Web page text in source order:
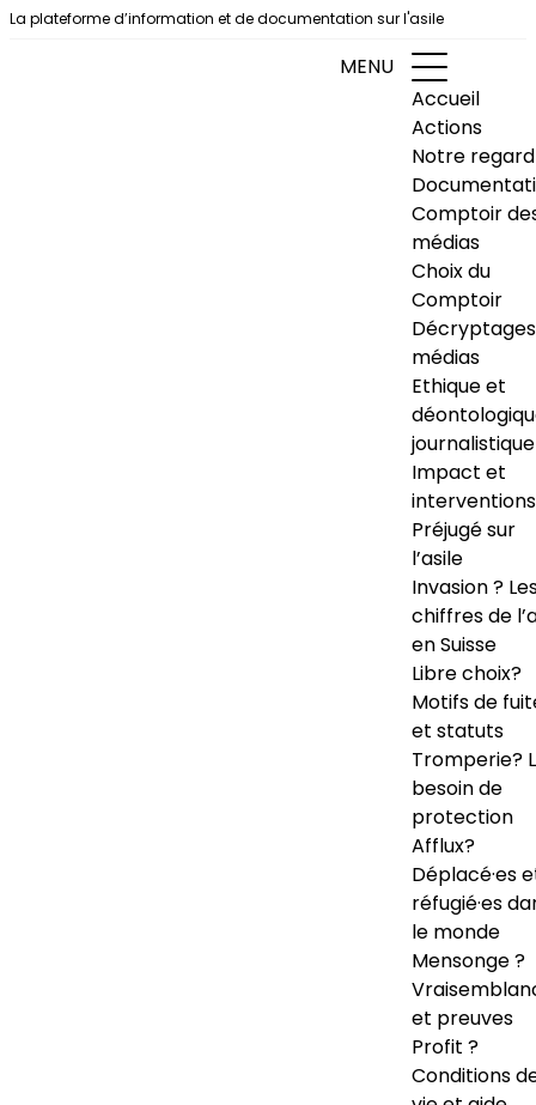
Aller au contenu
La plateforme d’information et de documentation sur l'asile
MENU
Accueil
Actions
Notre regard
Comptoir
médias
Choix du
Comptoir
Décryptages
médias
Ethique et
journalistique
Impact et
interventions
Préjugé sur
l’asile
Invasion ?
chiffres de
en Suisse
Libre choix?
Motifs de
et statuts
Tromperie?
besoin de
protection
Afflux?
Déplacé·es
réfugié·es
le monde
Mensonge ?
et preuves
Profit ?
Conditions